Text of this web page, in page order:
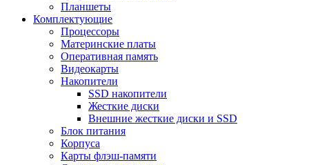
Планшеты
Комплектующие
Процессоры
Материнские платы
Оперативная память
Видеокарты
Накопители
SSD накопители
Жесткие диски
Внешние жесткие диски и SSD
Блок питания
Корпуса
Карты флэш-памяти